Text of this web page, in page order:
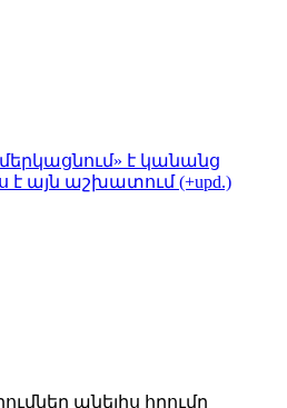
է կանանց
է այն աշխատում (+upd.)
անելիս հղումը